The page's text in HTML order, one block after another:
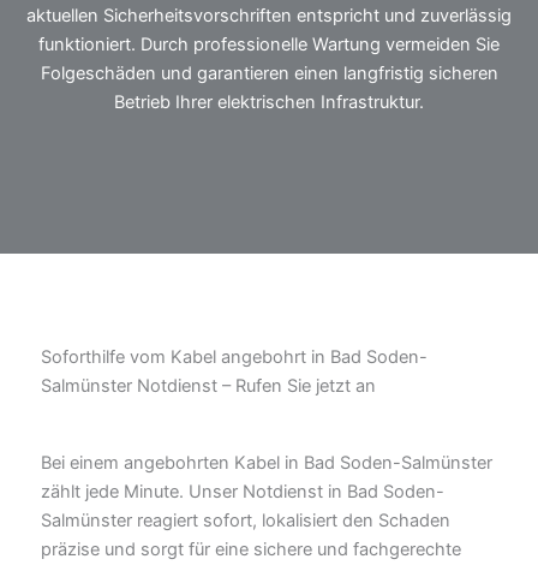
aktuellen Sicherheitsvorschriften entspricht und zuverlässig
funktioniert. Durch professionelle Wartung vermeiden Sie
Folgeschäden und garantieren einen langfristig sicheren
Betrieb Ihrer elektrischen Infrastruktur.
Soforthilfe vom Kabel angebohrt in Bad Soden-
Salmünster Notdienst – Rufen Sie jetzt an
Bei einem angebohrten Kabel in Bad Soden-Salmünster
zählt jede Minute. Unser Notdienst in Bad Soden-
Salmünster reagiert sofort, lokalisiert den Schaden
präzise und sorgt für eine sichere und fachgerechte